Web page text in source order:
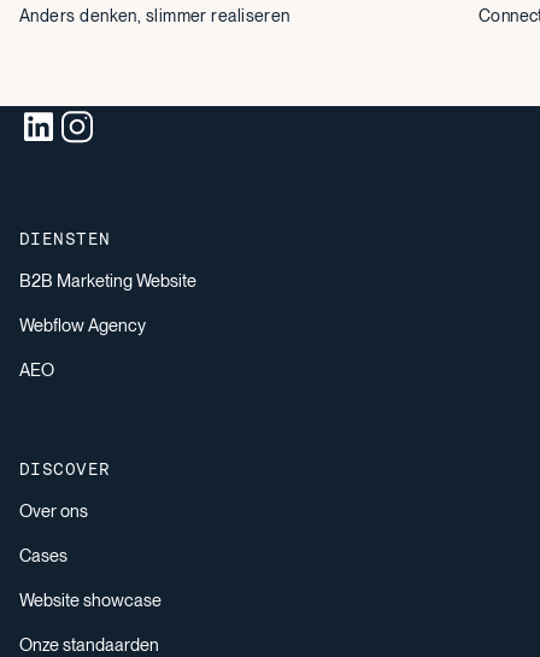
Anders denken, slimmer realiseren
DIENSTEN
B2B Marketing Website
Webflow Agency
AEO
DISCOVER
Over ons
Cases
Website showcase
Onze standaarden
Door je aan te melden voor de nieuwsbrief ga je akkoord met